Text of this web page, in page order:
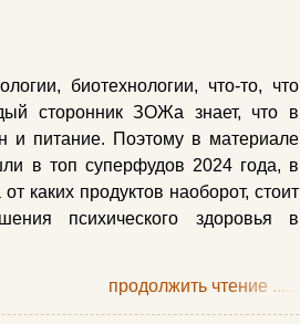
биотехнологии, что-то, что
сторонник ЗОЖа знает, что в
и питание. Поэтому в материале
в топ суперфудов 2024 года, в
каких продуктов наоборот, стоит
психического здоровья в
продолжить чтение ......